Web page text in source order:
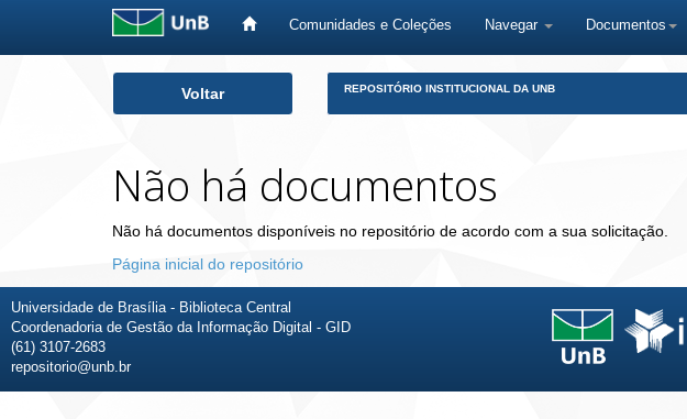
Comunidades e Coleções Navegar Documentos
Voltar REPOSITÓRIO INSTITUCIONAL DA UNB
Não há documentos
Não há documentos disponíveis no repositório de acordo com a sua solicitação.
Página inicial do repositório
Universidade de Brasília - Biblioteca Central
Coordenadoria de Gestão da Informação Digital - GID
(61) 3107-2683
repositorio@unb.br